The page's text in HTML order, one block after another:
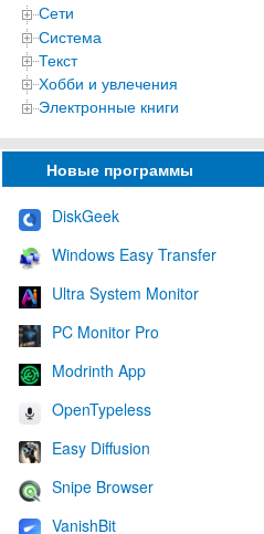
Сети
Система
Текст
Хобби и увлечения
Электронные книги
Новые программы
DiskGeek
Windows Easy Transfer
Ultra System Monitor
PC Monitor Pro
Modrinth App
OpenTypeless
Easy Diffusion
Snipe Browser
VanishBit